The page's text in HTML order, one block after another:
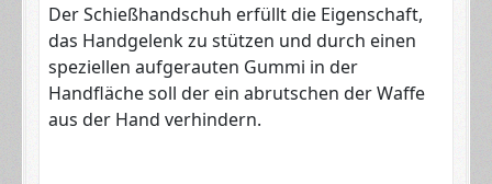
Der Schießhandschuh erfüllt die Eigenschaft,
das Handgelenk zu stützen und durch einen
speziellen aufgerauten Gummi in der
Handfläche soll der ein abrutschen der Waffe
aus der Hand verhindern.